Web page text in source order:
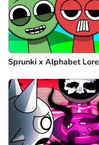
Sprunki x Alphabet Lore